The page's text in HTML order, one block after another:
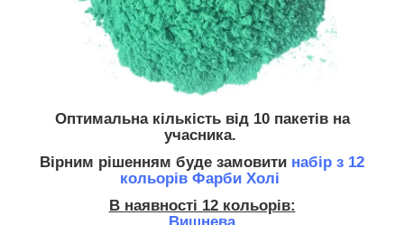
Оптимальна кількістьвід 10 пакетів на
учасника.
Вірним рішенням буде замовити набір з 12
кольорів Фарби Холі
В наявності 12 кольорів:
Вишнева